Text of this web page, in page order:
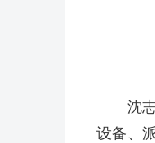
沈
设备、